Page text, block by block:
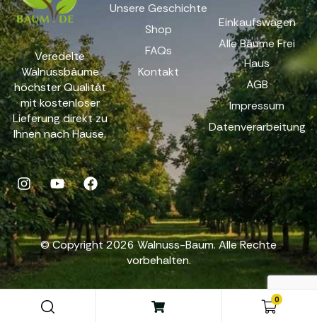
0
Unsere Geschichte
Shop
FAQs
Kontakt
Einkaufswagen
Alle Bäume Frei
Haus
AGB
Impressum
Datenverarbeitung
Veredelte
Walnussbäume
höchster Qualität
mit kostenloser
Lieferung direkt zu
Ihnen nach Hause.
© Copyright 2026 Walnuss-Baum. Alle Rechte
vorbehalten.